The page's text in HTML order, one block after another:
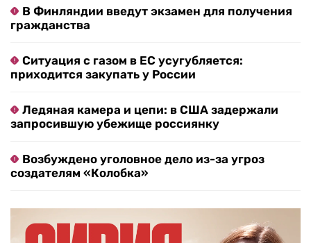
В Финляндии введут экзамен для получения
гражданства
Ситуация с газом в ЕС усугубляется:
приходится закупать у России
Ледяная камера и цепи: в США задержали
запросившую убежище россиянку
Возбуждено уголовное дело из-за угроз
создателям «Колобка»